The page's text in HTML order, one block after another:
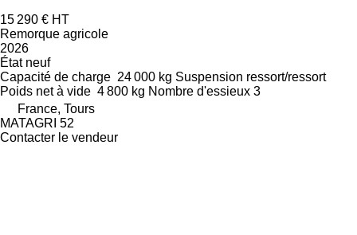
15 290 € HT
Remorque agricole
2026
Étatneuf
Capacité de charge 24 000 kg Suspension ressort/ressort
Poids net à vide 4 800 kg Nombre d'essieux 3
France, Tours
MATAGRI 52
Contacter le vendeur